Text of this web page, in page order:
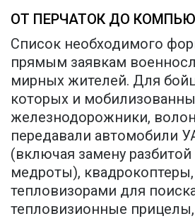
ОТ ПЕРЧАТОК ДО
Список необходимого
прямым заявкам
мирных жителей. Для
которых и
железнодорожники,
передавали автомобили
(включая замену разбитой
медроты),
тепловизорами для
тепловизионные